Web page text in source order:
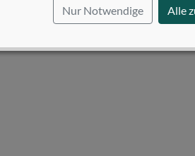
Nur Notwendige Alle